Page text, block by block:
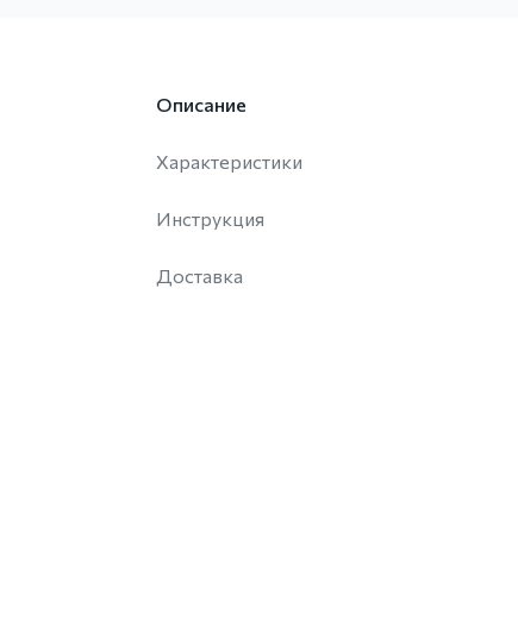
Описание
Характеристики
Инструкция
Доставка